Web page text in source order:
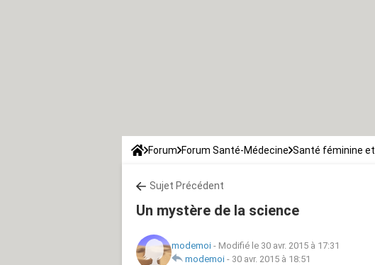
Forum Forum Santé-Médecine Santé féminine
Sujet Précédent
Un mystère de la science
modemoi - Modifié le 30 avr. 2015 à 17:31
modemoi - 30 avr. 2015 à 18:51